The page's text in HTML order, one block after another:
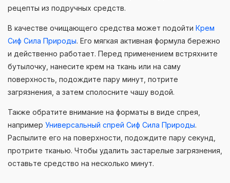
рецепты из подручных средств.
В качестве очищающего средства может подойти Крем
Сиф Сила Природы. Его мягкая активная формула бережно
и действенно работает. Перед применением встряхните
бутылочку, нанесите крем на ткань или на саму
поверхность, подождите пару минут, потрите
загрязнения, а затем сполосните чашу водой.
Также обратите внимание на форматы в виде спрея,
например Универсальный спрей Сиф Сила Природы.
Распылите его на поверхности, подождите пару секунд,
протрите тканью. Чтобы удалить застарелые загрязнения,
оставьте средство на несколько минут.